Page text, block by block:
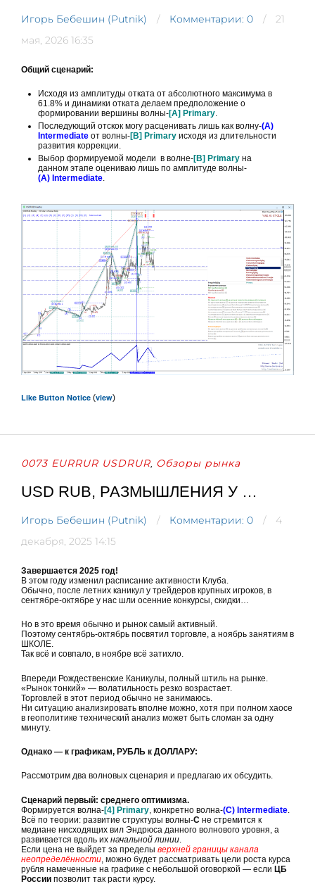
Игорь Бебешин (Putnik) Комментарии: 0
21
мая, 2026 16:35
Общий сценарий:
Исходя из амплитуды отката от абсолютного максимума в
61.8% и динамики отката делаем предположение о
формировании вершины волны-[A] Primary.
Последующий отскок могу расценивать лишь как волну-(A)
Intermediate от волны-[B] Primary исходя из длительности
развития коррекции.
Выбор формируемой модели в волне-[B] Primary на
данном этапе оцениваю лишь по амплитуде волны-
(A) Intermediate.
Like Button Notice (view)
0073 EURRUR USDRUR Обзоры рынка
USD RUB, РАЗМЫШЛЕНИЯ У …
Игорь Бебешин (Putnik) Комментарии: 0
4
декабря, 2025 14:15
Завершается 2025 год!
В этом году изменил расписание активности Клуба.
Обычно, после летних каникул у трейдеров крупных игроков, в
сентябре-октябре у нас шли осенние конкурсы, скидки…
Но в это время обычно и рынок самый активный.
Поэтому сентябрь-октябрь посвятил торговле, а ноябрь занятиям в
ШКОЛЕ.
Так всё и совпало, в ноябре всё затихло.
Впереди Рождественские Каникулы, полный штиль на рынке.
«Рынок тонкий» — волатильность резко возрастает.
Торговлей в этот период обычно не занимаюсь.
Ни ситуацию анализировать вполне можно, хотя при полном хаосе
в геополитике технический анализ может быть сломан за одну
минуту.
Однако — к графикам, РУБЛЬ к ДОЛЛАРУ:
Рассмотрим два волновых сценария и предлагаю их обсудить.
Сценарий первый: среднего оптимизма.
Формируется волна-[4] Primary , конкретно волна-(С) Intermediate
Всё по теории: развитие структуры волны-С не стремится к
медиане нисходящих вил Эндрюса данного волнового уровня, а
развивается вдоль их начальной линии
Если цена не выйдет за пределы верхней границы канала
неопределённости , можно будет рассматривать цели роста курса
рубля намеченные на графике с небольшой оговоркой — если ЦБ
России позволит так расти курсу.